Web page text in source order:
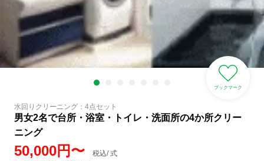
ブックマーク
水回りクリーニング：4点セット
男女2名で台所・浴室・トイレ・洗面所の4か所クリー
ニング
50,000円〜
税込/ 式